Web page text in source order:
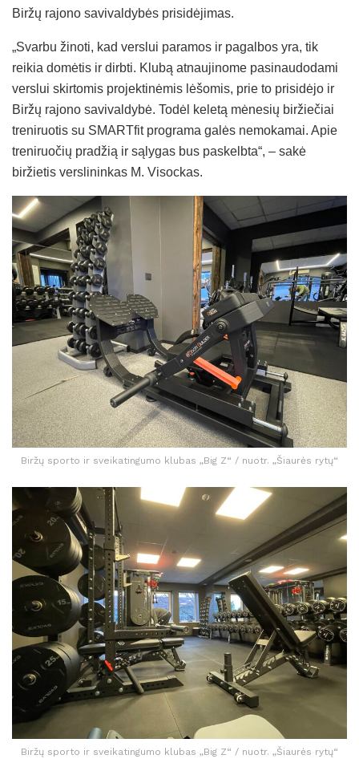
Biržų rajono savivaldybės prisidėjimas.
„Svarbu žinoti, kad verslui paramos ir pagalbos yra, tik
reikia domėtis ir dirbti. Klubą atnaujinome pasinaudodami
verslui skirtomis projektinėmis lėšomis, prie to prisidėjo ir
Biržų rajono savivaldybė. Todėl keletą mėnesių biržiečiai
treniruotis su SMARTfit programa galės nemokamai. Apie
treniruočių pradžią ir sąlygas bus paskelbta“, – sakė
biržietis verslininkas M. Visockas.
Biržų sporto ir sveikatingumo klubas „Big Z“ / nuotr. „Šiaurės rytų“
Biržų sporto ir sveikatingumo klubas „Big Z“ / nuotr. „Šiaurės rytų“